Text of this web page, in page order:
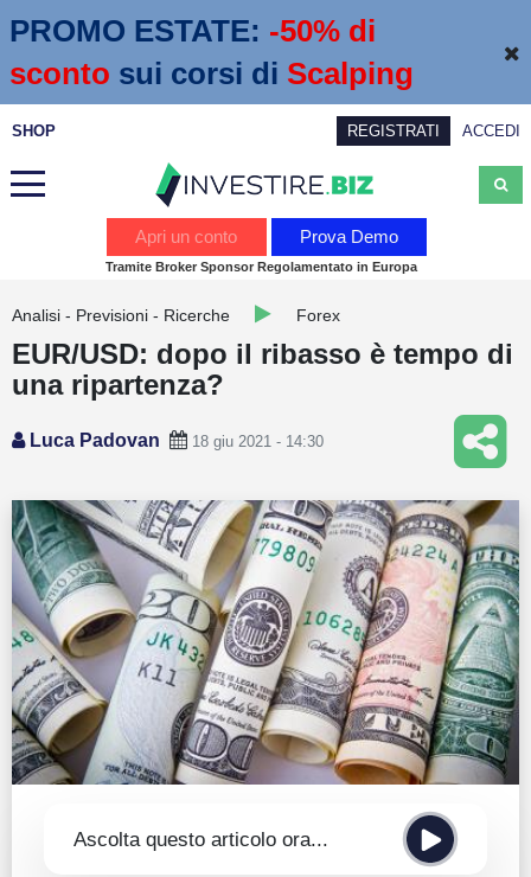
PROMO ESTATE: -50% di
sconto sui corsi di Scalping
SHOP REGISTRATI ACCEDI
Webinar
Education
Guide
Quotazioni
Conto IG
Guru Monitor
Stagionalità
Apri un conto Prova Demo
Tramite Broker Sponsor Regolamentato in Europa
Analisi - Previsioni - Ricerche Forex
EUR/USD: dopo il ribasso è tempo di
una ripartenza?
Luca Padovan 18 giu 2021 - 14:30
Ascolta questo articolo ora...